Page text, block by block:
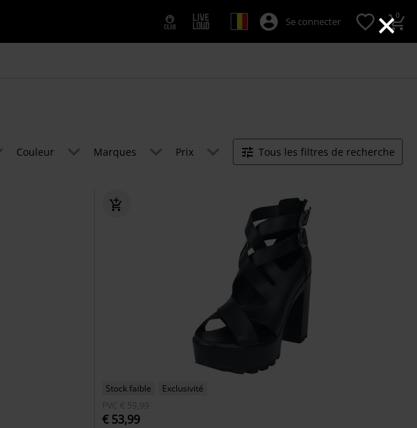
×
Se connecter 0
Couleur Marques Prix Tous les filtres de recherche
Stock faible
Exclusivité
PVC € 59,99
€ 53,99